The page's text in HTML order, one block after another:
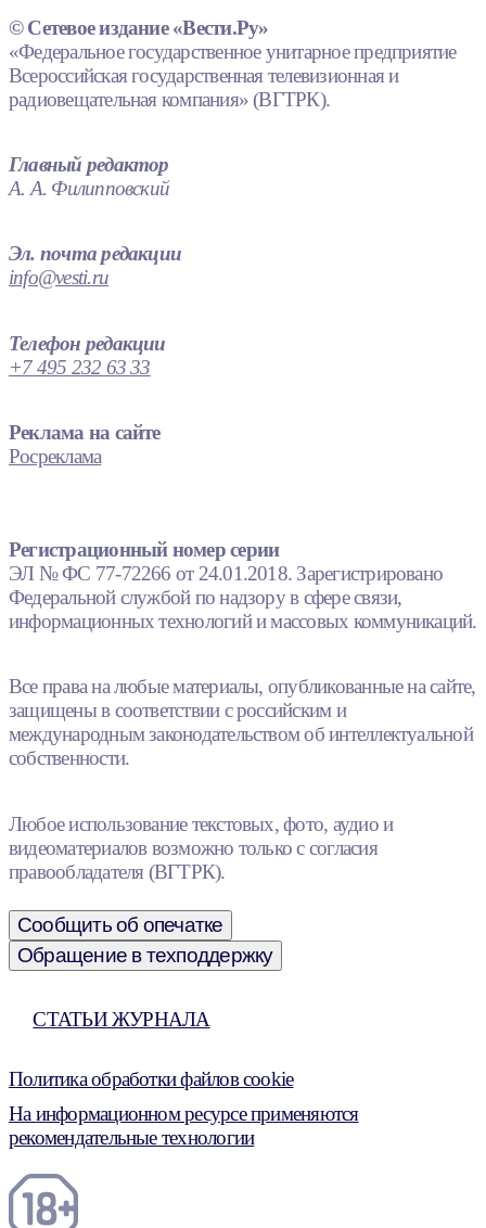
© Сетевое издание «Вести.Ру»
«Федеральное государственное унитарное предприятие
Всероссийская государственная телевизионная и
радиовещательная компания» (ВГТРК).
Главный редактор
А. А. Филипповский
Эл. почта редакции
info@vesti.ru
Телефон редакции
+7 495 232 63 33
Реклама на сайте
Росреклама
Регистрационный номер серии
ЭЛ № ФС 77-72266 от 24.01.2018. Зарегистрировано
Федеральной службой по надзору в сфере связи,
информационных технологий и массовых коммуникаций.
Все права на любые материалы, опубликованные на сайте,
защищены в соответствии с российским и
международным законодательством об интеллектуальной
собственности.
Любое использование текстовых, фото, аудио и
видеоматериалов возможно только с согласия
правообладателя (ВГТРК).
Сообщить об опечатке
Обращение в техподдержку
СТАТЬИ ЖУРНАЛА
Политика обработки файлов cookie
На информационном ресурсе применяются
рекомендательные технологии